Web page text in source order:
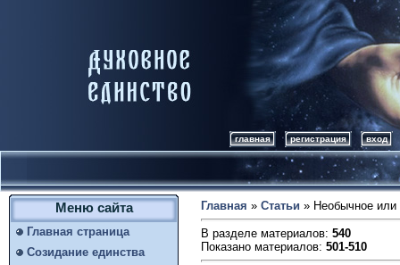
главная регистрация вход
Меню сайта
Главная страница
Созидание единства
Главная » Статьи » Необычное или
В разделе материалов: 540
Показано материалов: 501-510